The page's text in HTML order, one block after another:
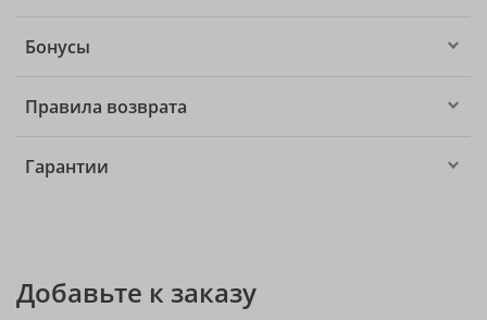
Бонусы
Правила возврата
Гарантии
Добавьте к заказу